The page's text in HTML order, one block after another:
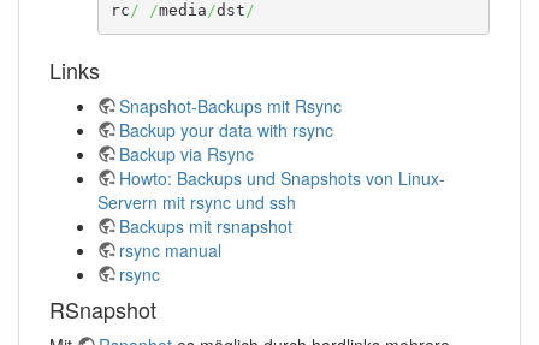
rc/ /media/dst/
Links
Snapshot-Backups mit Rsync
Backup your data with rsync
Backup via Rsync
Howto: Backups und Snapshots von Linux-
Servern mit rsync und ssh
Backups mit rsnapshot
rsync manual
rsync
RSnapshot